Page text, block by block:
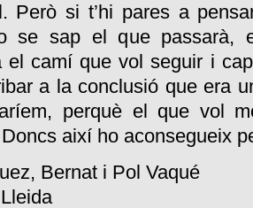
Però si t’hi pares a
se sap el que passarà,
el camí que vol seguir i
a la conclusió que era
perquè el que vol
així ho aconsegueix
Bernat i Pol Vaqué